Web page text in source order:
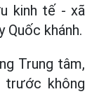
kinh tế - xã
Quốc khánh.
Trung tâm,
trước không